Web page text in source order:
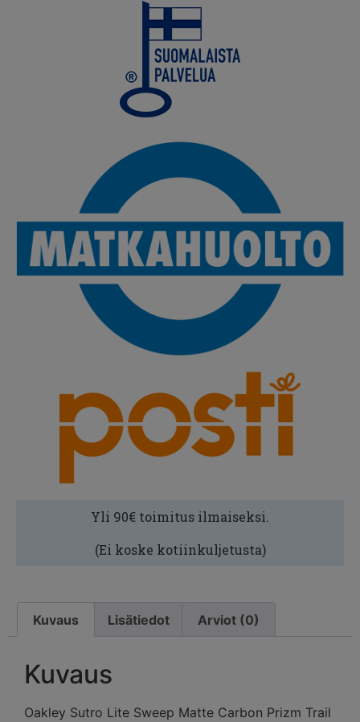
Yli 90€ toimitus ilmaiseksi.
(Ei koske kotiinkuljetusta)
Kuvaus Lisätiedot Arviot (0)
Kuvaus
Oakley Sutro Lite Sweep Matte Carbon Prizm Trail